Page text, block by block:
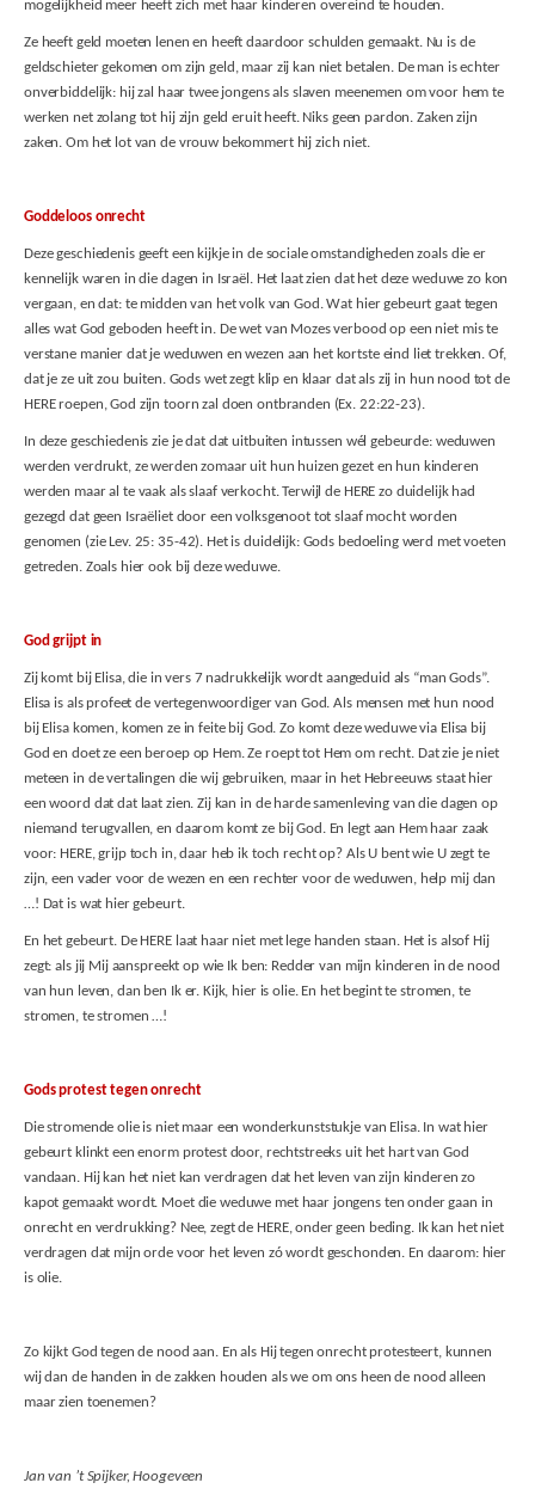
mogelijkheid meer heeft zich met haar kinderen overeind te houden.
Ze heeft geld moeten lenen en heeft daardoor schulden gemaakt. Nu is de
geldschieter gekomen om zijn geld, maar zij kan niet betalen. De man is echter
onverbiddelijk: hij zal haar twee jongens als slaven meenemen om voor hem te
werken net zolang tot hij zijn geld eruit heeft. Niks geen pardon. Zaken zijn
zaken. Om het lot van de vrouw bekommert hij zich niet.
Goddeloos onrecht
Deze geschiedenis geeft een kijkje in de sociale omstandigheden zoals die er
kennelijk waren in die dagen in Israël. Het laat zien dat het deze weduwe zo kon
vergaan, en dat: te midden van het volk van God. Wat hier gebeurt gaat tegen
alles wat God geboden heeft in. De wet van Mozes verbood op een niet mis te
verstane manier dat je weduwen en wezen aan het kortste eind liet trekken. Of,
dat je ze uit zou buiten. Gods wet zegt klip en klaar dat als zij in hun nood tot de
HERE roepen, God zijn toorn zal doen ontbranden (Ex. 22:22-23).
In deze geschiedenis zie je dat dat uitbuiten intussen wél gebeurde: weduwen
werden verdrukt, ze werden zomaar uit hun huizen gezet en hun kinderen
werden maar al te vaak als slaaf verkocht. Terwijl de HERE zo duidelijk had
gezegd dat geen Israë­liet door een volksgenoot tot slaaf mocht worden
genomen (zie Lev. 25: 35-42). Het is duidelijk: Gods bedoeling werd met voeten
getreden. Zoals hier ook bij deze weduwe.
God grijpt in
Zij komt bij Elisa, die in vers 7 nadrukkelijk wordt aangeduid als “man Gods”.
Elisa is als profeet de vertegenwoordiger van God. Als mensen met hun nood
bij Elisa komen, komen ze in feite bij God. Zo komt deze weduwe via Elisa bij
God en doet ze een beroep op Hem. Ze roept tot Hem om recht. Dat zie je niet
meteen in de vertalingen die wij gebruiken, maar in het Hebreeuws staat hier
een woord dat dat laat zien. Zij kan in de harde samenleving van die dagen op
niemand terugvallen, en daarom komt ze bij God. En legt aan Hem haar zaak
voor: HERE, grijp toch in, daar heb ik toch recht op? Als U bent wie U zegt te
zijn, een vader voor de wezen en een rechter voor de weduwen, help mij dan
…! Dat is wat hier gebeurt.
En het gebeurt. De HERE laat haar niet met lege handen staan. Het is alsof Hij
zegt: als jij Mij aan­spreekt op wie Ik ben: Redder van mijn kinderen in de nood
van hun leven, dan ben Ik er. Kijk, hier is olie. En het begint te stromen, te
stromen, te stromen …!
Gods protest tegen onrecht
Die stromende olie is niet maar een wonderkunststukje van Elisa. In wat hier
gebeurt klinkt een enorm protest door, rechtstreeks uit het hart van God
vandaan. Hij kan het niet kan verdra­gen dat het leven van zijn kinderen zo
kapot ge­maakt wordt. Moet die weduwe met haar jongens ten onder gaan in
onrecht en verdrukking? Nee, zegt de HERE, onder geen beding. Ik kan het niet
verdragen dat mijn orde voor het leven zó wordt geschonden. En daarom: hier
is olie.
Zo kijkt God tegen de nood aan. En als Hij tegen onrecht protesteert, kunnen
wij dan de handen in de zakken houden als we om ons heen de nood alleen
maar zien toenemen?
Jan van ’t Spijker, Hoogeveen